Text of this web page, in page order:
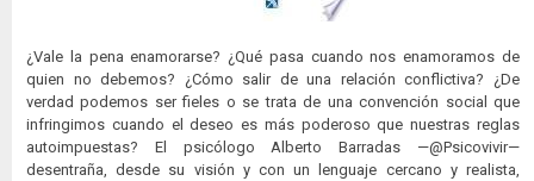
¿Vale la pena enamorarse? ¿Qué pasa cuando nos enamoramos de
quien no debemos? ¿Cómo salir de una relación conflictiva? ¿De
verdad podemos ser fieles o se trata de una convención social que
infringimos cuando el deseo es más poderoso que nuestras reglas
autoimpuestas? El psicólogo Alberto Barradas —@Psicovivir—
desentraña, desde su visión y con un lenguaje cercano y realista,